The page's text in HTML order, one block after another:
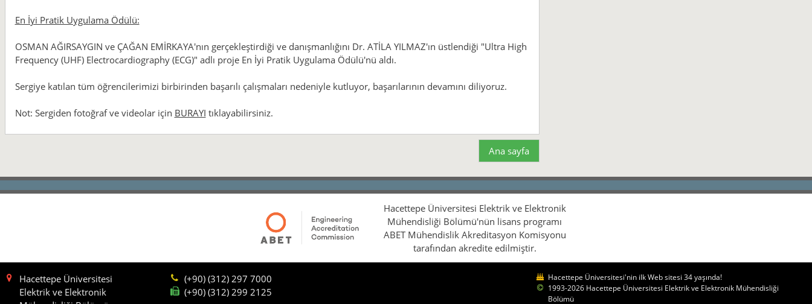
En İyi Pratik Uygulama Ödülü:
OSMAN AĞIRSAYGIN ve ÇAĞAN EMİRKAYA'nın gerçekleştirdiği ve danışmanlığını Dr. ATİLA YILMAZ'ın üstlendiği "Ultra High
Frequency (UHF) Electrocardiography (ECG)" adlı proje En İyi Pratik Uygulama Ödülü'nü aldı.
Sergiye katılan tüm öğrencilerimizi birbirinden başarılı çalışmaları nedeniyle kutluyor, başarılarının devamını diliyoruz.
Not: Sergiden fotoğraf ve videolar için BURAYI tıklayabilirsiniz.
Ana sayfa
Hacettepe Üniversitesi Elektrik ve Elektronik
Mühendisliği Bölümü'nün lisans programı
ABET Mühendislik Akreditasyon Komisyonu
tarafından akredite edilmiştir.
Hacettepe Üniversitesi
Elektrik ve Elektronik
(+90) (312) 297 7000
(+90) (312) 299 2125
Hacettepe Üniversitesi'nin ilk Web sitesi 34 yaşında!
1993-2026 Hacettepe Üniversitesi Elektrik ve Elektronik Mühendisliği
Bölümü